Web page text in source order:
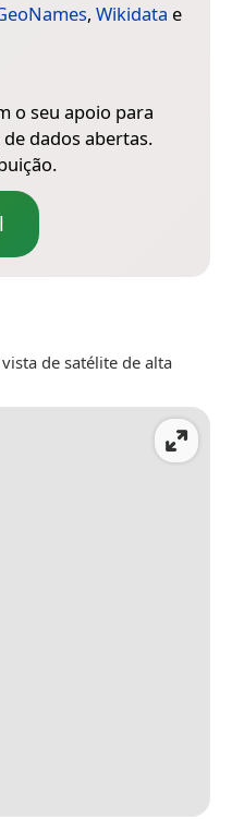
, Wikidata e
o seu apoio para
dados abertas.
de satélite de alta